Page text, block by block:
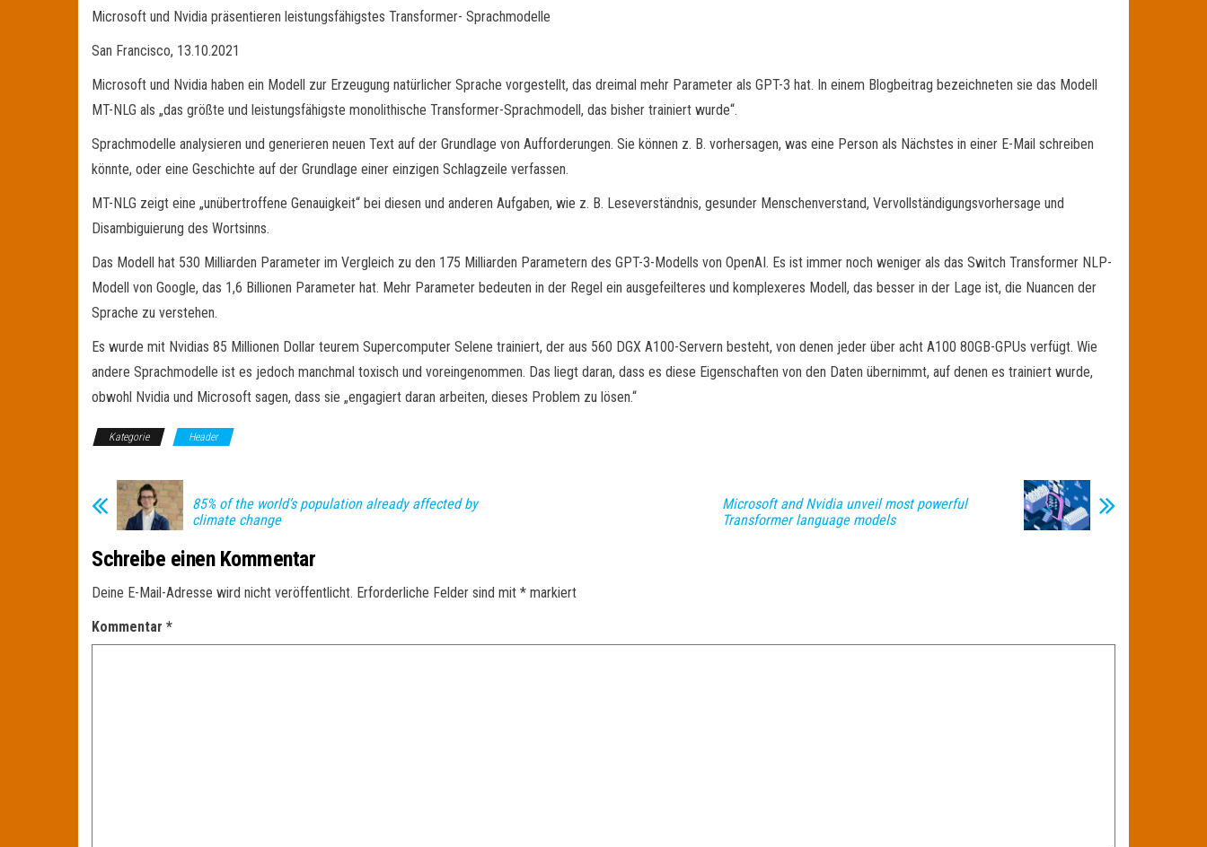
Microsoft und Nvidia präsentieren leistungsfähigstes Transformer- Sprachmodelle
San Francisco, 13.10.2021
Microsoft und Nvidia haben ein Modell zur Erzeugung natürlicher Sprache vorgestellt, das dreimal mehr Parameter als GPT-3 hat. In einem Blogbeitrag bezeichneten sie das Modell
MT-NLG als „das größte und leistungsfähigste monolithische Transformer-Sprachmodell, das bisher trainiert wurde“.
Sprachmodelle analysieren und generieren neuen Text auf der Grundlage von Aufforderungen. Sie können z. B. vorhersagen, was eine Person als Nächstes in einer E-Mail schreiben
könnte, oder eine Geschichte auf der Grundlage einer einzigen Schlagzeile verfassen.
MT-NLG zeigt eine „unübertroffene Genauigkeit“ bei diesen und anderen Aufgaben, wie z. B. Leseverständnis, gesunder Menschenverstand, Vervollständigungsvorhersage und
Disambiguierung des Wortsinns.
Das Modell hat 530 Milliarden Parameter im Vergleich zu den 175 Milliarden Parametern des GPT-3-Modells von OpenAI. Es ist immer noch weniger als das Switch Transformer NLP-
Modell von Google, das 1,6 Billionen Parameter hat. Mehr Parameter bedeuten in der Regel ein ausgefeilteres und komplexeres Modell, das besser in der Lage ist, die Nuancen der
Sprache zu verstehen.
Es wurde mit Nvidias 85 Millionen Dollar teurem Supercomputer Selene trainiert, der aus 560 DGX A100-Servern besteht, von denen jeder über acht A100 80GB-GPUs verfügt. Wie
andere Sprachmodelle ist es jedoch manchmal toxisch und voreingenommen. Das liegt daran, dass es diese Eigenschaften von den Daten übernimmt, auf denen es trainiert wurde,
obwohl Nvidia und Microsoft sagen, dass sie „engagiert daran arbeiten, dieses Problem zu lösen.“
Kategorie Header
85% of the world’s population already affected by
climate change
Microsoft and Nvidia unveil most powerful
Transformer language models
Schreibe einen Kommentar
Deine E-Mail-Adresse wird nicht veröffentlicht. Erforderliche Felder sind mit * markiert
Kommentar *